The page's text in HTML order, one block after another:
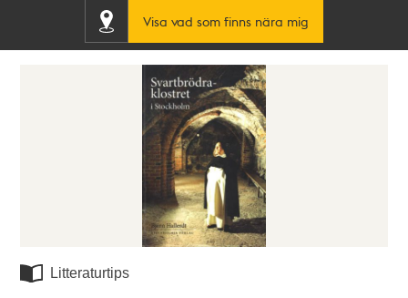
Visa vad som finns nära mig
Litteraturtips